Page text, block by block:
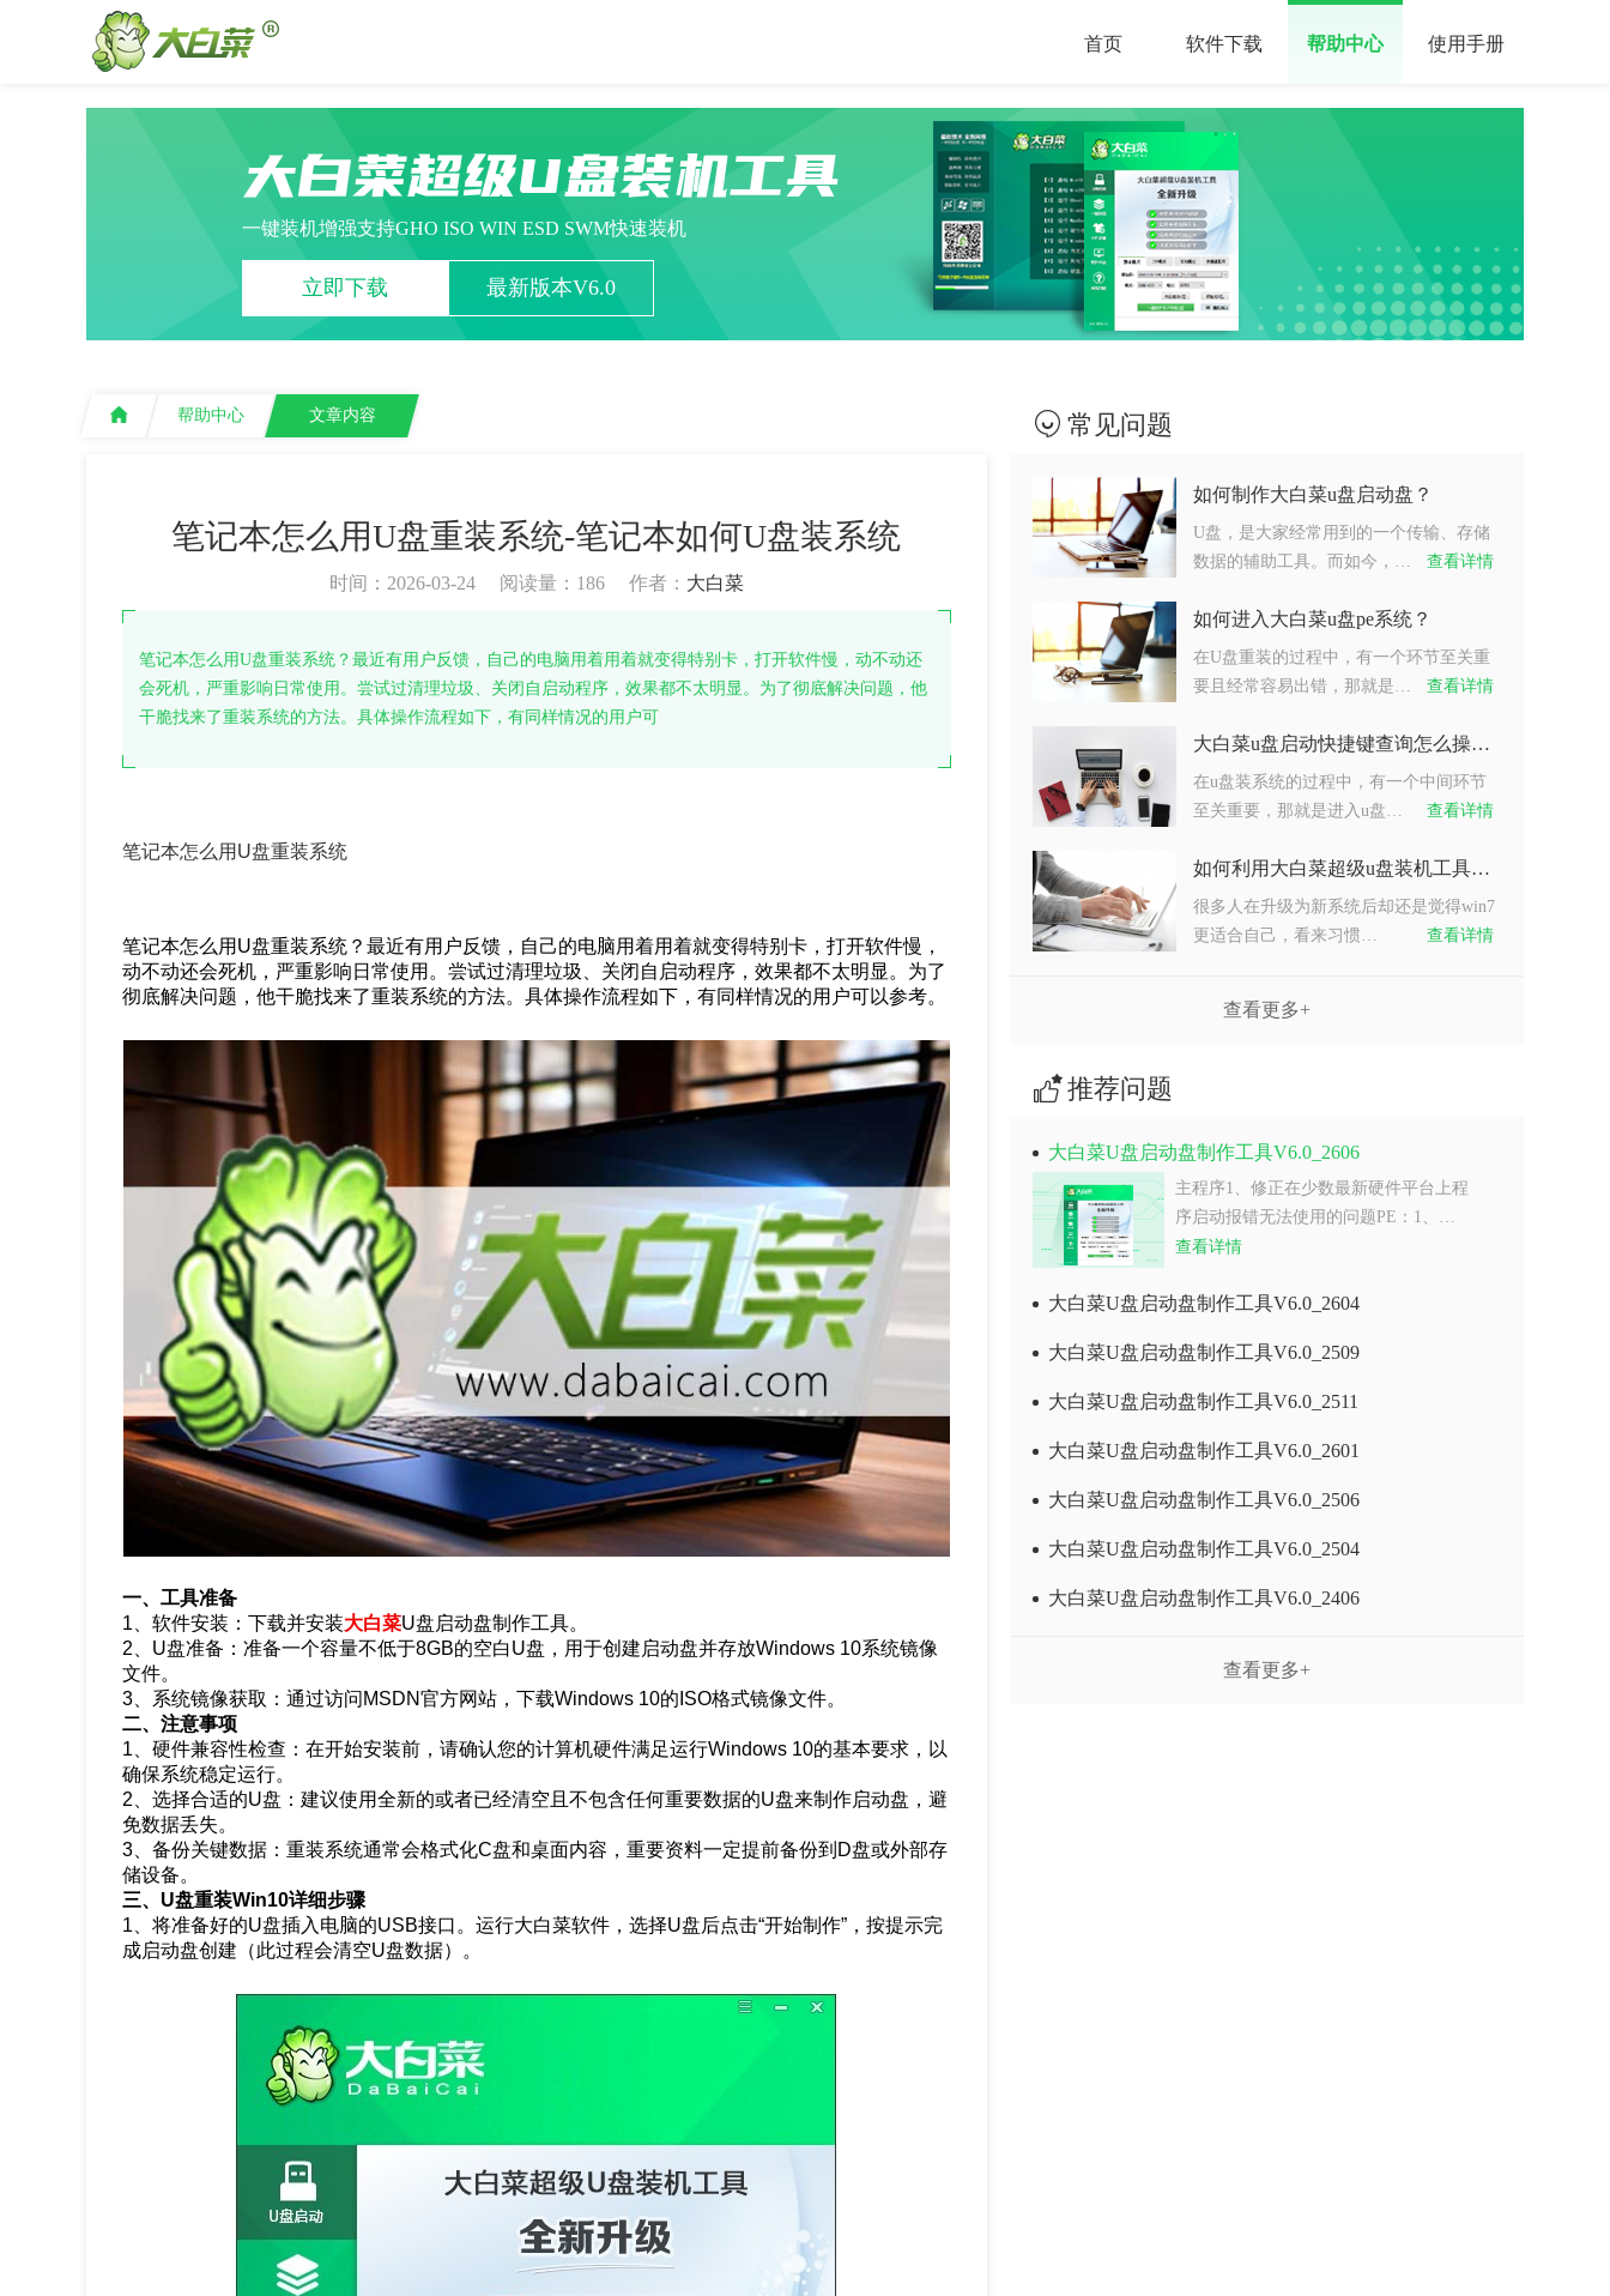
首页 软件下载 帮助中心 使用手册
大白菜超级U盘装机工具
一键装机增强支持GHO ISO WIN ESD SWM快速装机
立即下载 最新版本V6.0
帮助中心 文章内容
笔记本怎么用U盘重装系统-笔记本如何U盘装系统
时间：2026-03-24 阅读量： 186 作者： 大白菜
笔记本怎么用U盘重装系统？最近有用户反馈，自己的电脑用着用着就变得特别卡，打开软件慢，动不动还
会死机，严重影响日常使用。尝试过清理垃圾、关闭自启动程序，效果都不太明显。为了彻底解决问题，他
干脆找来了重装系统的方法。具体操作流程如下，有同样情况的用户可
笔记本怎么用U盘重装系统
笔记本怎么用U盘重装系统？最近有用户反馈，自己的电脑用着用着就变得特别卡，打开软件慢，
动不动还会死机，严重影响日常使用。尝试过清理垃圾、关闭自启动程序，效果都不太明显。为了
彻底解决问题，他干脆找来了重装系统的方法。具体操作流程如下，有同样情况的用户可以参考。
一、工具准备
1、软件安装：下载并安装大白菜U盘启动盘制作工具。
2、U盘准备：准备一个容量不低于8GB的空白U盘，用于创建启动盘并存放Windows 10系统镜像
文件。
3、系统镜像获取：通过访问MSDN官方网站，下载Windows 10的ISO格式镜像文件。
二、注意事项
1、硬件兼容性检查：在开始安装前，请确认您的计算机硬件满足运行Windows 10的基本要求，以
确保系统稳定运行。
2、选择合适的U盘：建议使用全新的或者已经清空且不包含任何重要数据的U盘来制作启动盘，避
免数据丢失。
3、备份关键数据：重装系统通常会格式化C盘和桌面内容，重要资料一定提前备份到D盘或外部存
储设备。
三、U盘重装Win10详细步骤
1、将准备好的U盘插入电脑的USB接口。运行大白菜软件，选择U盘后点击“开始制作”，按提示完
成启动盘创建（此过程会清空U盘数据）。
常见问题
如何制作大白菜u盘启动盘？
U盘，是大家经常用到的一个传输、存储
数据的辅助工具。而如今，…
查看详情
如何进入大白菜u盘pe系统？
在U盘重装的过程中，有一个环节至关重
要且经常容易出错，那就是…
查看详情
大白菜u盘启动快捷键查询怎么操作？
在u盘装系统的过程中，有一个中间环节
至关重要，那就是进入u盘…
查看详情
如何利用大白菜超级u盘装机工具重装系统win7？
很多人在升级为新系统后却还是觉得win7
更适合自己，看来习惯…
查看详情
查看更多+
推荐问题
大白菜U盘启动盘制作工具V6.0_2606
主程序1、修正在少数最新硬件平台上程
序启动报错无法使用的问题PE：1、…
查看详情
大白菜U盘启动盘制作工具V6.0_2604
大白菜U盘启动盘制作工具V6.0_2509
大白菜U盘启动盘制作工具V6.0_2511
大白菜U盘启动盘制作工具V6.0_2601
大白菜U盘启动盘制作工具V6.0_2506
大白菜U盘启动盘制作工具V6.0_2504
大白菜U盘启动盘制作工具V6.0_2406
查看更多+